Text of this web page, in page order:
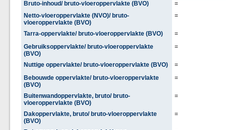
Bruto-inhoud/ bruto-vloeroppervlakte (BVO)
=
Netto-vloeroppervlakte (NVO)/ bruto-
vloeroppervlakte (BVO)
=
Tarra-oppervlakte/ bruto-vloeroppervlakte (BVO)
=
Gebruiksoppervlakte/ bruto-vloeroppervlakte
(BVO)
=
Nuttige oppervlakte/ bruto-vloeroppervlakte (BVO)
=
Bebouwde oppervlakte/ bruto-vloeroppervlakte
(BVO)
=
Buitenwandoppervlakte, bruto/ bruto-
vloeroppervlakte (BVO)
=
Dakoppervlakte, bruto/ bruto-vloeroppervlakte
(BVO)
=